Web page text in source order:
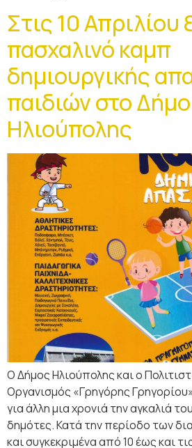
Στις 10 Απριλίου
πασχαλινό καμπ
δημιουργικής
παιδιών στο Δήμο
Ηλιούπολης
Ο Δήμος Ηλιούπολης και ο
Οργανισμός «Γρηγόρης
για άλλη μια χρονιά την αγκαλιά
δημότες. Κατά την περίοδο των
και συγκεκριμένα από 10 έως και